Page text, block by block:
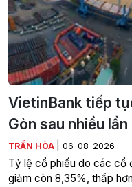
VietinBank tiếp
Gòn sau nhiều
TRẦN HÒA 06-08-2026
Tỷ lệ cổ phiếu do các cổ
giảm còn 8,35%, thấp